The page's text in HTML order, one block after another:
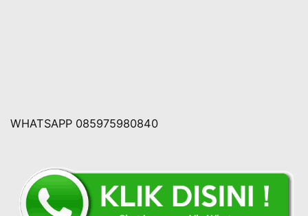
WHATSAPP 085975980840